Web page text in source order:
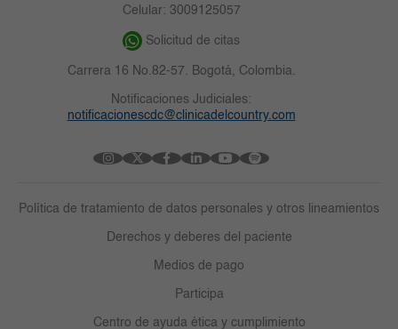
Celular: 3009125057
Solicitud de citas
Carrera 16 No.82-57. Bogotá, Colombia.
Notificaciones Judiciales:
notificacionescdc@clinicadelcountry.com
Política de tratamiento de datos personales y otros lineamientos
Derechos y deberes del paciente
Medios de pago
Participa
Centro de ayuda ética y cumplimiento